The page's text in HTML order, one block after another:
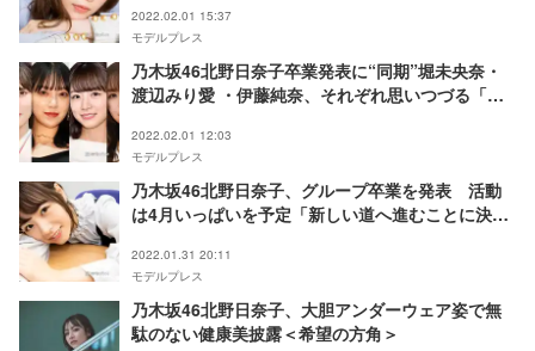
2022.02.01 15:37
モデルプレス
乃木坂46北野日奈子卒業発表に“同期”堀未央奈・
渡辺みり愛 ・伊藤純奈、それぞれ思いつづる「ず
2022.02.01 12:03
モデルプレス
乃木坂46北野日奈子、グループ卒業を発表 活動
は4月いっぱいを予定「新しい道へ進むことに決め
2022.01.31 20:11
モデルプレス
乃木坂46北野日奈子、大胆アンダーウェア姿で無
駄のない健康美披露＜希望の方角＞